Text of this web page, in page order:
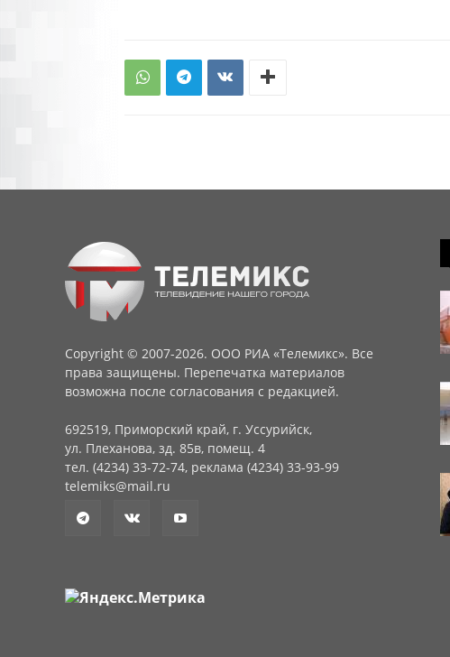
Copyright © 2007-2026. ООО РИА «Телемикс». Все
права защищены. Перепечатка материалов
возможна после согласования с редакцией.
692519, Приморский край, г. Уссурийск,
ул. Плеханова, зд. 85в, помещ. 4
тел. (4234) 33-72-74, реклама (4234) 33-93-99
telemiks@mail.ru